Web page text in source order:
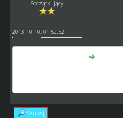
Początkujący
2013-10-10, 01:52:52
Szukaj